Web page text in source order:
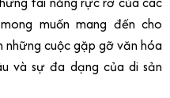
muốn mang đến cho
những cuộc gặp gỡ văn hóa
và sự đa dạng của di sản